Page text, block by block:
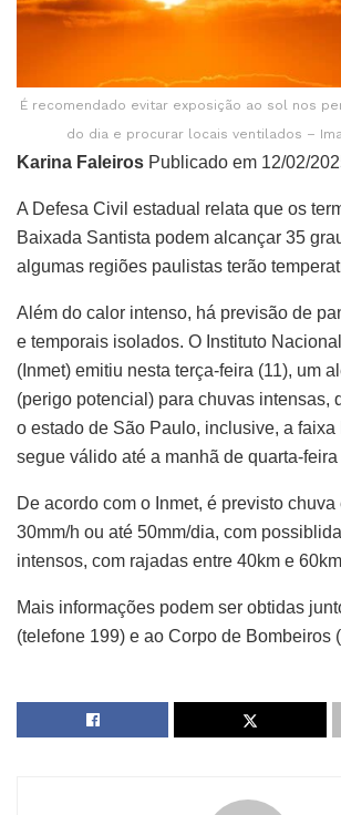
É recomendado evitar exposição ao sol nos
do dia e procurar locais ventilados –
Karina Faleiros Publicado em 12/02/
A Defesa Civil estadual relata que os
Baixada Santista podem alcançar 35
algumas regiões paulistas terão
Além do calor intenso, há previsão de
e temporais isolados. O Instituto
(Inmet) emitiu nesta terça-feira (11), um
(perigo potencial) para chuvas intensas,
o estado de São Paulo, inclusive, a faixa
segue válido até a manhã de quarta-feira
De acordo com o Inmet, é previsto chuva
30mm/h ou até 50mm/dia, com
intensos, com rajadas entre 40km e
Mais informações podem ser obtidas
(telefone 199) e ao Corpo de Bombeiros